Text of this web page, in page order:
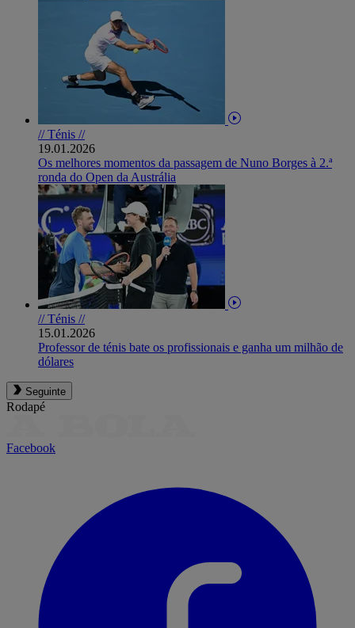
// Ténis //
19.01.2026
Os melhores momentos da passagem de Nuno Borges à 2.ª
ronda do Open da Austrália
// Ténis //
15.01.2026
Professor de ténis bate os profissionais e ganha um milhão de
dólares
Seguinte
Rodapé
Facebook